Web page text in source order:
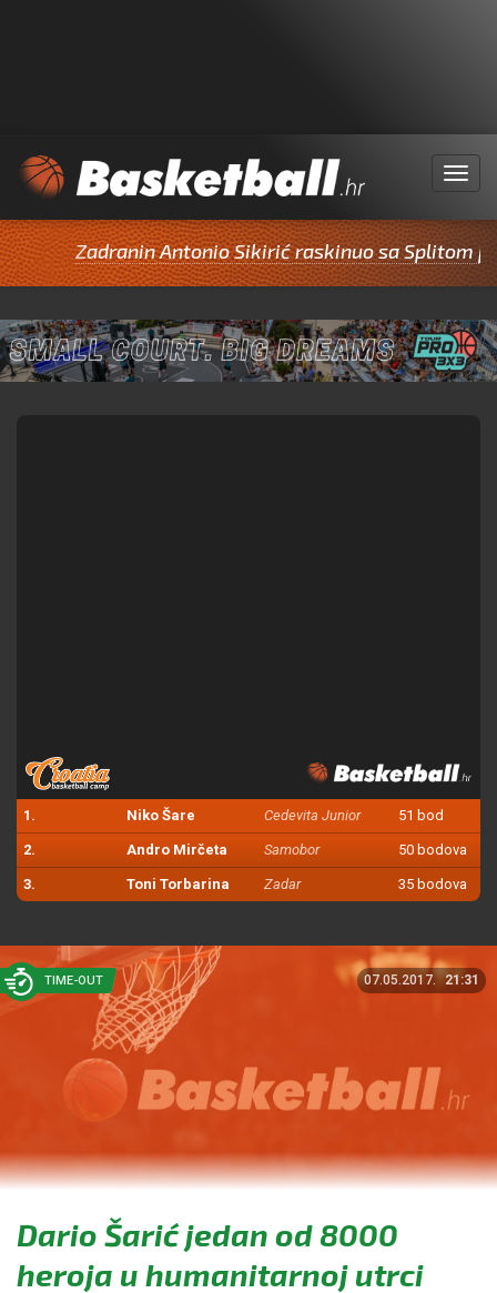
Menu
Zadranin Antonio Sikirić raskinuo sa Splitom pa
1. Niko Šare Cedevita Junior 51 bod
2. Andro Mirčeta Samobor 50 bodova
3. Toni Torbarina Zadar 35 bodova
TIME-OUT 07.05.2017. 21:31
Dario Šarić jedan od 8000
heroja u humanitarnoj utrci